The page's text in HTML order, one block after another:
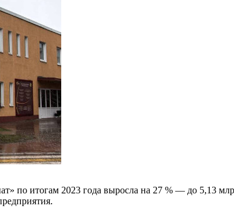
по итогам 2023 года выросла на 27 % — до 5,13